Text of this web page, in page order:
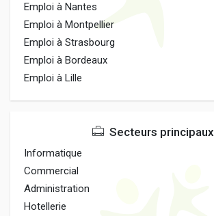
Emploi à Nantes
Emploi à Montpellier
Emploi à Strasbourg
Emploi à Bordeaux
Emploi à Lille
Secteurs principaux
Informatique
Commercial
Administration
Hotellerie